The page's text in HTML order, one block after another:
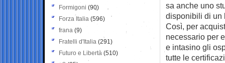
sa anche uno
disponibili di un
Così, per
necessario per
e intasino gli
tutte le
Formigoni (90)
Forza Italia (596)
frana (9)
Fratelli d'Italia (291)
Futuro e Libertà (510)